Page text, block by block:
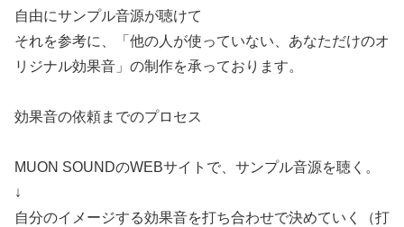
自由にサンプル音源が聴けて
それを参考に、「他の人が使っていない、あなただけのオ
リジナル効果音」の制作を承っております。
効果音の依頼までのプロセス
MUON SOUNDのWEBサイトで、サンプル音源を聴く。
↓
自分のイメージする効果音を打ち合わせで決めていく（打